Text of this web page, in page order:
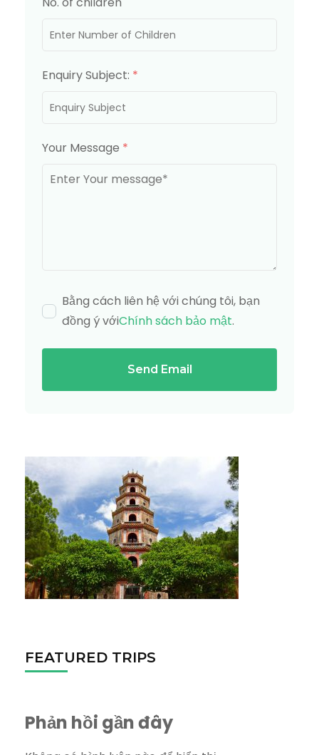
Enquiry Subject: *
Your Message *
Bằng cách liên hệ với chúng tôi, bạn
đồng ý vớiChính sách bảo mật.
Send Email
FEATURED TRIPS
Phản hồi gần đây